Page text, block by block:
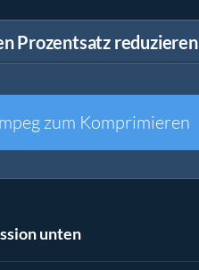
Prozentsatz reduzieren
zum Komprimieren
unten